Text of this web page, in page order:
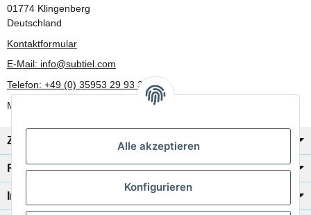
Alle akzeptieren
Konfigurieren
01774 Klingenberg
Deutschland
Kontaktformular
E-Mail: info@subtiel.com
Telefon: +49 (0) 35953 29 93 30
Mo-Fr: 8:00 Uhr - 17:00 Uhr
Zahlung/Versand
Rechtliches
Informationen